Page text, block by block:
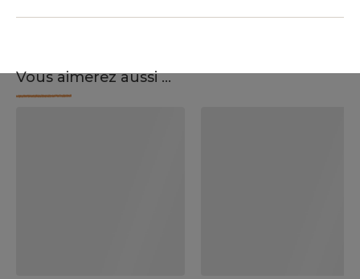
Vous aimerez aussi ...